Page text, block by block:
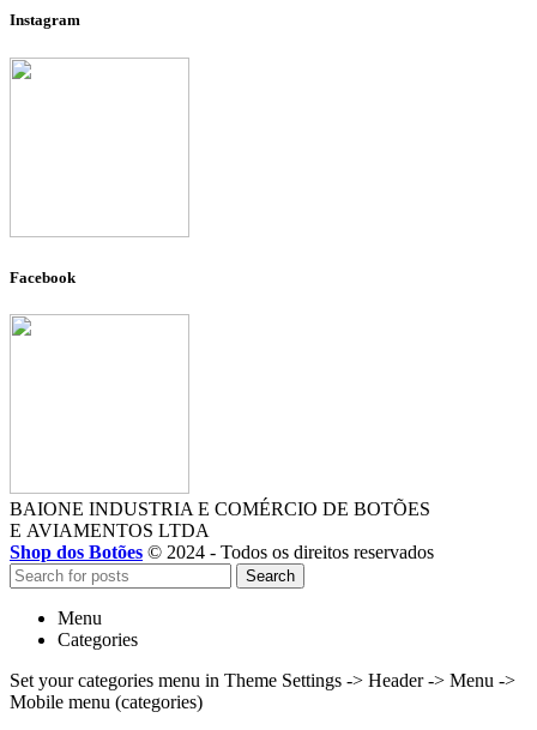
Instagram
Facebook
BAIONE INDUSTRIA E COMÉRCIO DE BOTÕES
E AVIAMENTOS LTDA
Shop dos Botões © 2024 - Todos os direitos reservados
Search
Menu
Categories
Set your categories menu in Theme Settings -> Header -> Menu ->
Mobile menu (categories)